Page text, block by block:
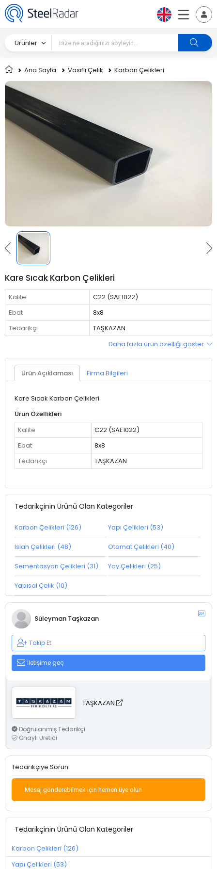
Ürünler
Ana Sayfa Vasıflı Çelik Karbon Çelikleri
Kare Sıcak Karbon Çelikleri
Kalite
C22 (SAE1022)
Ebat
8x8
Tedarikçi
TAŞKAZAN
Daha fazla ürün özelliği göster
Ürün Açıklaması Firma Bilgileri
Kare Sıcak Karbon Çelikleri
Ürün Özellikleri
Kalite
C22 (SAE1022)
Ebat
8x8
Tedarikçi
TAŞKAZAN
Tedarikçinin Ürünü Olan Kategoriler
Karbon Çelikleri (126) Yapı Çelikleri (53)
Islah Çelikleri (48) Otomat Çelikleri (40)
Sementasyon Çelikleri (31) Yay Çelikleri (25)
Yapısal Çelik (10)
Süleyman Taşkazan
Takip Et
İletişime geç
TAŞKAZAN
Doğrulanmış Tedarikçi
Onaylı Üretici
Tedarikçiye Sorun
Mesaj gönderebilmek için hemen üye olun
Tedarikçinin Ürünü Olan Kategoriler
Karbon Çelikleri (126)
Yapı Çelikleri (53)